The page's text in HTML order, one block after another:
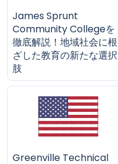
James Sprunt
Community Collegeを
徹底解説！地域社会に根
ざした教育の新たな選択
肢
Greenville Technical